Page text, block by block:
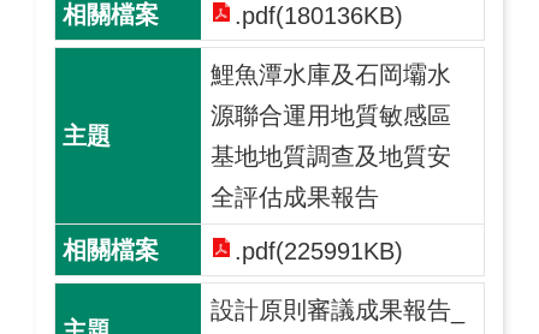
.pdf(180136KB)
鯉魚潭水庫及石岡壩水
源聯合運用地質敏感區
基地地質調查及地質安
全評估成果報告
.pdf(225991KB)
設計原則審議成果報告_